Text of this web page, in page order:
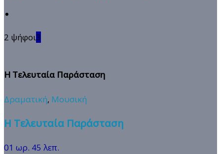
2 ψήφοι3
Η Τελευταία Παράσταση
Δραματική, Μουσική
Η Τελευταία Παράσταση
01 ωρ. 45 λεπ.